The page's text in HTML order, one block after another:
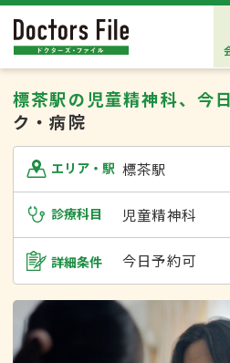
標茶駅の児童精神科、今
ク・病院
エリア・駅 標茶駅
診療科目 児童精神科
詳細条件 今日予約可